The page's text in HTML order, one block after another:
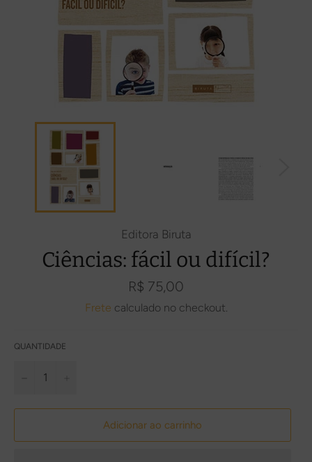
Editora Biruta
Ciências: fácil ou difícil?
Preço
normal
R$ 75,00
Frete calculado no checkout.
QUANTIDADE
Adicionar ao carrinho